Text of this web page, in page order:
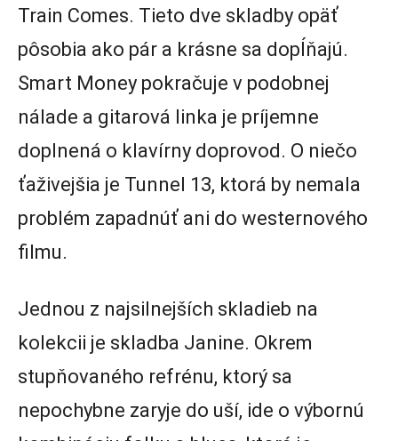
Train Comes. Tieto dve skladby opäť
pôsobia ako pár a krásne sa dopĺňajú.
Smart Money pokračuje v podobnej
nálade a gitarová linka je príjemne
doplnená o klavírny doprovod. O niečo
ťaživejšia je Tunnel 13, ktorá by nemala
problém zapadnúť ani do westernového
filmu.
Jednou z najsilnejších skladieb na
kolekcii je skladba Janine. Okrem
stupňovaného refrénu, ktorý sa
nepochybne zaryje do uší, ide o výbornú